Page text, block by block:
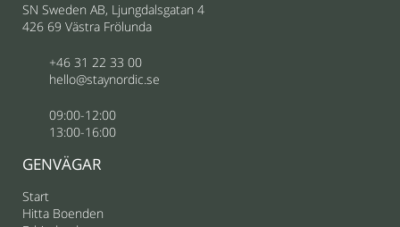
SN Sweden AB, Ljungdalsgatan 4
426 69 Västra Frölunda
+46 31 22 33 00
hello@staynordic.se
09:00-12:00
13:00-16:00
GENVÄGAR
Start
Hitta Boenden